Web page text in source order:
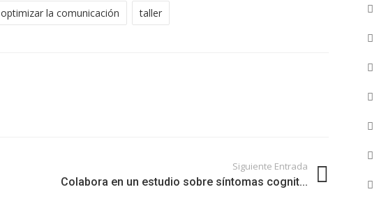
optimizar la comunicación taller
Siguiente Entrada
Colabora en un estudio sobre síntomas cognit...